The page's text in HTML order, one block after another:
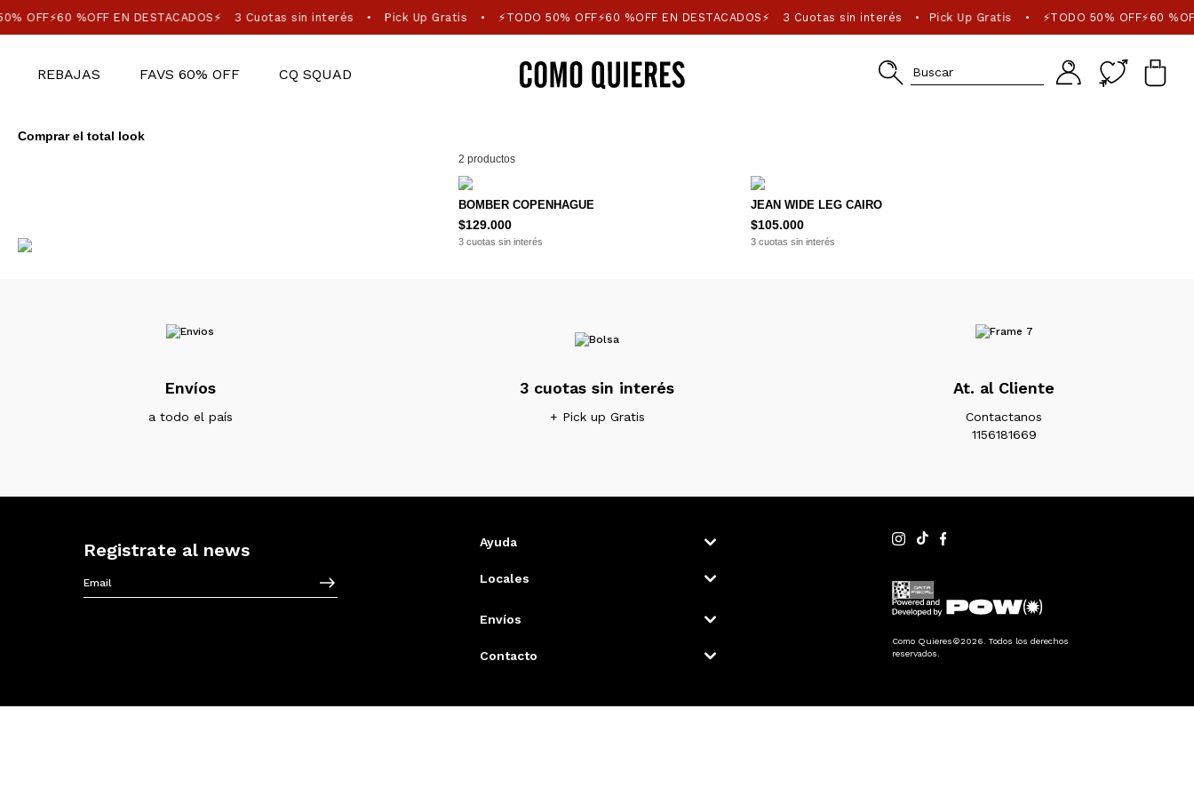
OFF⚡60 %OFF EN DESTACADOS⚡ 3 Cuotas sin interés • Pick Up Gratis • ⚡TODO 50% OFF⚡60 %OFF EN DESTACADOS⚡ 3 Cuotas sin interés • Pick Up Gratis • ⚡TODO 50% OFF⚡60
REBAJAS FAVS 60% OFF CQ SQUAD
Comprar el total look
2 productos
BOMBER COPENHAGUE
$129.000
3 cuotas sin interés
JEAN WIDE LEG CAIRO
$105.000
3 cuotas sin interés
Envíos
a todo el país
3 cuotas sin interés
+ Pick up Gratis
At. al Cliente
Contactanos
1156181669
Registrate al news Ayuda
Locales
Envíos
Contacto
Como Quieres©2026. Todos los derechos
reservados.